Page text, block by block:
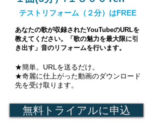
テストリフォーム（２分）はFREE
あなたの歌が収録されたYouTubeのURLを
教えてください。「歌の魅力を最大限に引
き出す」音のリフォームを行います。
★簡単。URLを送るだけ。
★奇麗に仕上がった動画のダウンロード
先を受け取ります。
無料トライアルに申込